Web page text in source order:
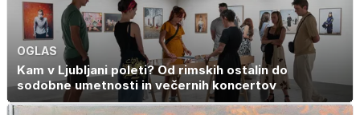
OGLAS
Kam v Ljubljani poleti? Od rimskih ostalin do
sodobne umetnosti in večernih koncertov